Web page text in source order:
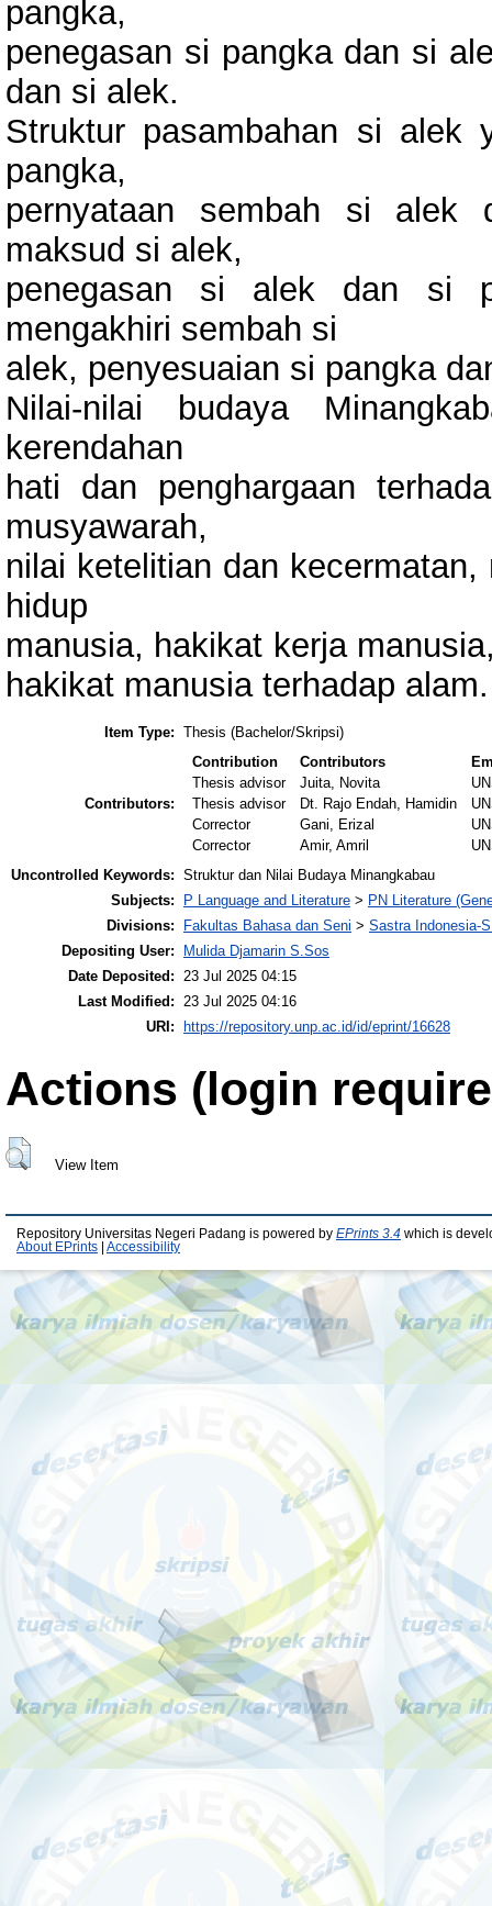
pangka,
penegasan si pangka dan si
dan si alek.
Struktur pasambahan si
pangka,
pernyataan sembah si alek
maksud si alek,
penegasan si alek dan si
mengakhiri sembah si
alek, penyesuaian si pangka
Nilai-nilai budaya
kerendahan
hati dan penghargaan
musyawarah,
nilai ketelitian dan
hidup
manusia, hakikat kerja
hakikat manusia terhadap alam.
Item Type: Thesis (Bachelor/Skripsi)
Contributors:
Contribution Contributors
Thesis advisor
Juita, Novita
Thesis advisor
Dt. Rajo Endah, Hamidin
Corrector
Gani, Erizal
Corrector
Amir, Amril
Uncontrolled Keywords: Struktur dan Nilai Budaya Minangkabau
Subjects:
P Language and Literature > PN Literature
Divisions:
Fakultas Bahasa dan Seni > Sastra Indonesia-
Depositing User:
Mulida Djamarin S.Sos
Date Deposited: 23 Jul 2025 04:15
Last Modified: 23 Jul 2025 04:16
URI:
https://repository.unp.ac.id/id/eprint/16628
Actions (login
View Item
Repository Universitas Negeri Padang is powered by EPrints 3.4 which is
About EPrints
Accessibility